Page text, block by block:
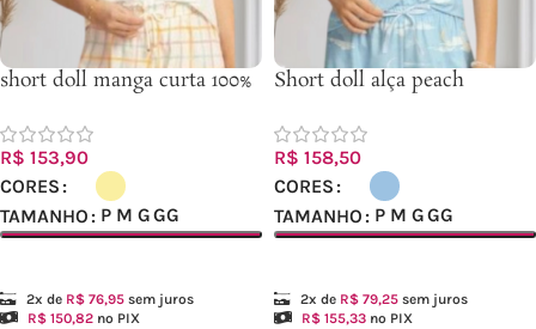
short doll manga curta 100%
R$ 153,90
CORES
TAMANHO
P M GGG
2x de R$ 76,95 sem juros
R$ 150,82 no PIX
Short doll alça peach
R$ 158,50
CORES
TAMANHO
P M GGG
2x de R$ 79,25 sem juros
R$ 155,33 no PIX